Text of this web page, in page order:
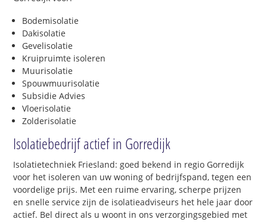
Bodemisolatie
Dakisolatie
Gevelisolatie
Kruipruimte isoleren
Muurisolatie
Spouwmuurisolatie
Subsidie Advies
Vloerisolatie
Zolderisolatie
Isolatiebedrijf actief in Gorredijk
Isolatietechniek Friesland: goed bekend in regio Gorredijk
voor het isoleren van uw woning of bedrijfspand, tegen een
voordelige prijs. Met een ruime ervaring, scherpe prijzen
en snelle service zijn de isolatieadviseurs het hele jaar door
actief. Bel direct als u woont in ons verzorgingsgebied met